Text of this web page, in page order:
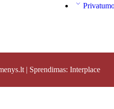
| Sprendimas: Interplace